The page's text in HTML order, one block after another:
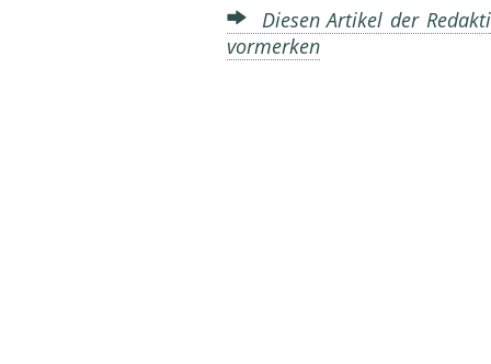
Diesen Artikel der
vormerken